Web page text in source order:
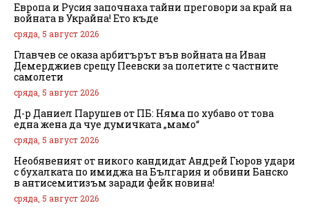
Европа и Русия започнаха тайни преговори за край на
войната в Украйна! Ето къде
сряда, 5 август 2026
Главчев се оказа арбитърът във войната на Иван
Демерджиев срещу Пеевски за полетите с частните
самолети
сряда, 5 август 2026
Д-р Даниел Парушев от ПБ: Няма по хубаво от това
една жена да чуе думичката „мамо“
сряда, 5 август 2026
Необявеният от никого кандидат Андрей Гюров удари
с бухалката по имиджа на България и обвини Банско
в антисемитизъм заради фейк новина!
сряда, 5 август 2026